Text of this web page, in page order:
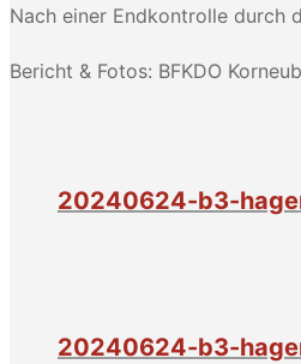
Nach einer Endkontrolle durch
Bericht & Fotos: BFKDO
20240624-b3-
20240624-b3-